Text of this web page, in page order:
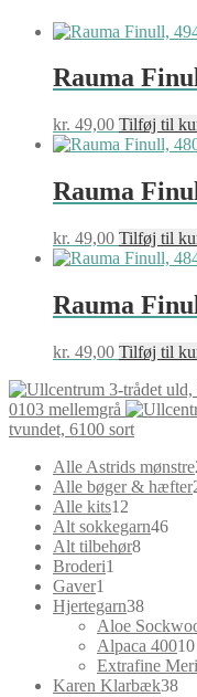
Rauma
kr. 49,00 Tilføj til
Rauma
kr. 49,00 Tilføj til
Rauma
kr. 49,00 Tilføj til
0103 mellemgrå
tvundet, 6100 sort
Alle Astrids mønstre
Alle bøger & hæfter
Alle kits12
varer
Alt sokkegarn4646
Alt tilbehør88
Broderi1
Gaver1
vare
Hjertegarn3838
varer
Aloe
Alpaca 40010
Extrafine
Karen Klarbæk3838